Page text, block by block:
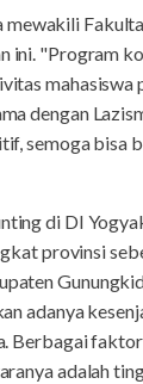
mewakili
ini. "Program
mahasiswa
dengan
semoga bisa
di DI
provinsi
adanya
Berbagai
adalah